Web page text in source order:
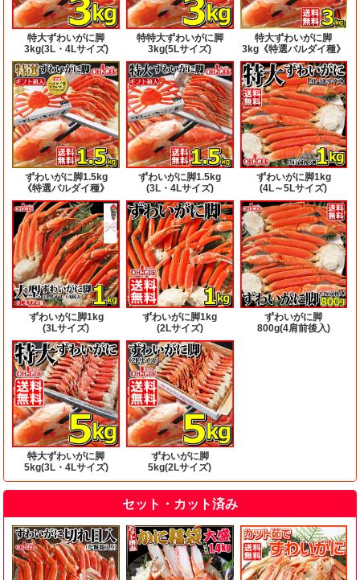
特大ずわいがに脚
3kg(3L・4Lサイズ)
特特大ずわいがに脚
3kg(5Lサイズ)
特大ずわいがに脚
3kg《特選バルダイ種》
ずわいがに脚1.5kg
《特選バルダイ種》
ずわいがに脚1.5kg
(3L・4Lサイズ)
ずわいがに脚1kg
(4L～5Lサイズ)
ずわいがに脚1kg
(3Lサイズ)
ずわいがに脚1kg
(2Lサイズ)
ずわいがに脚
800g(4肩前後入)
特大ずわいがに脚
5kg(3L・4Lサイズ)
ずわいがに脚
5kg(2Lサイズ)
セット・カット済み